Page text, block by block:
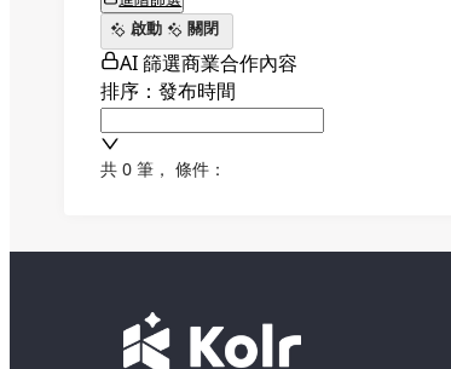
啟動
關閉
AI 篩選商業合作內容
排序：發布時間
共 0 筆 ， 條件：